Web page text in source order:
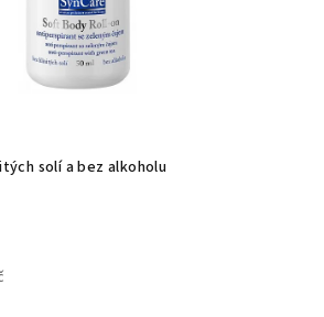
solí a bez alkoholu